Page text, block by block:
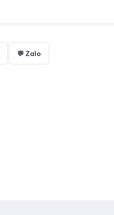
💬 Zalo